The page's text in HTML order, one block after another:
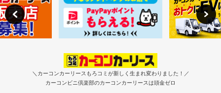
＼カーコンカーリースもろコミが新しく生まれ変わりました！／
カーコンビニ倶楽部のカーコンカーリースは頭金ゼロ